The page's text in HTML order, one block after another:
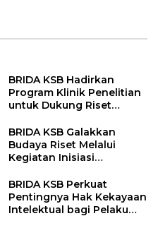
BRIDA KSB Hadirkan
Program Klinik Penelitian
untuk Dukung Riset
BRIDA KSB Galakkan
Budaya Riset Melalui
Kegiatan Inisiasi
BRIDA KSB Perkuat
Pentingnya Hak Kekayaan
Intelektual bagi Pelaku